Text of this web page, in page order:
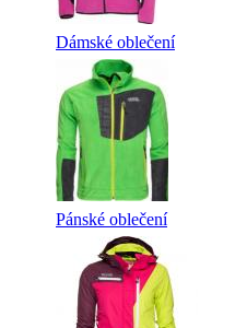
Dámské oblečení
Pánské oblečení